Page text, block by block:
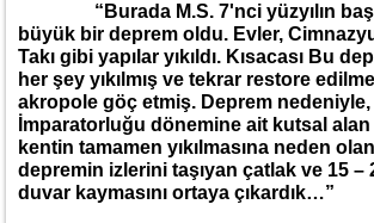
“Burada M.S. 7'nci yüzyılın
büyük bir deprem oldu. Evler,
Takı gibi yapılar yıkıldı. Kısacası Bu
her şey yıkılmış ve tekrar restore
akropole göç etmiş. Deprem
İmparatorluğu dönemine ait kutsal alan
kentin tamamen yıkılmasına neden
depremin izlerini taşıyan çatlak ve 15 –
duvar kaymasını ortaya çıkardık…”